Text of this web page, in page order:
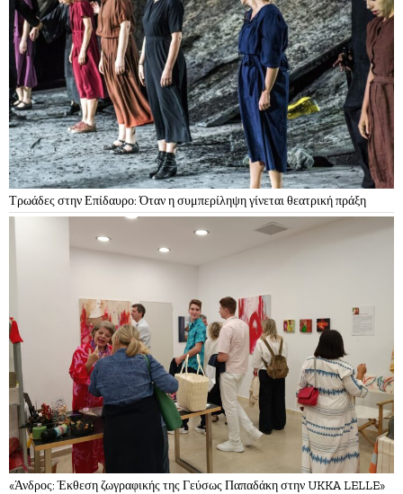
Τρωάδες στην Επίδαυρο: Όταν η συμπερίληψη γίνεται θεατρική πράξη
«Άνδρος: Έκθεση ζωγραφικής της Γεύσως Παπαδάκη στην UKKA LELLE»